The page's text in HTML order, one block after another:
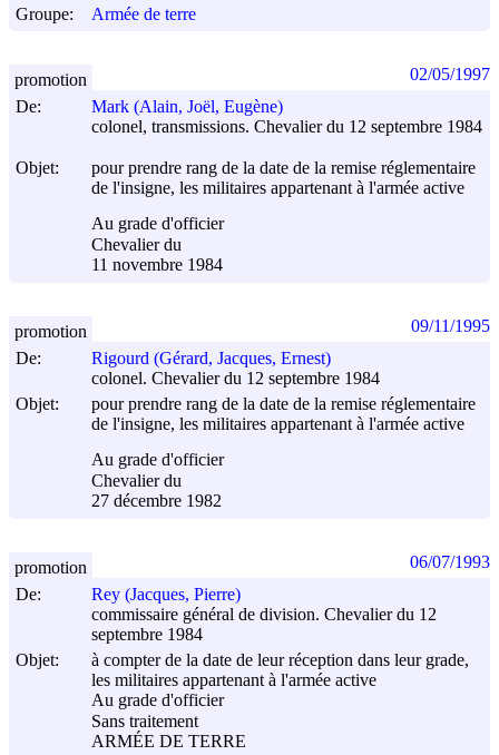
Groupe:
Armée de terre
De:
Mark (Alain, Joël, Eugène)
colonel, transmissions. Chevalier du 12 septembre 1984
Objet:
pour prendre rang de la date de la remise réglementaire
de l'insigne, les militaires appartenant à l'armée active
Au grade d'officier
Chevalier du
11 novembre 1984
promotion 02/05/1997
De:
Rigourd (Gérard, Jacques, Ernest)
colonel. Chevalier du 12 septembre 1984
Objet:
pour prendre rang de la date de la remise réglementaire
de l'insigne, les militaires appartenant à l'armée active
Au grade d'officier
Chevalier du
27 décembre 1982
promotion 09/11/1995
De:
Rey (Jacques, Pierre)
commissaire général de division. Chevalier du 12
septembre 1984
Objet:
à compter de la date de leur réception dans leur grade,
les militaires appartenant à l'armée active
Au grade d'officier
Sans traitement
ARMÉE DE TERRE
promotion 06/07/1993